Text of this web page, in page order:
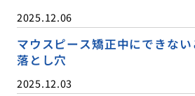
2025.12.06
マウスピース矯正中にできな
落とし穴
2025.12.03